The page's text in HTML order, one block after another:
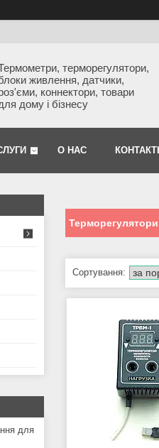
терморегулятори,
живлення, датчики,
коннектори, товари
дому і бізнесу
О НАС
для